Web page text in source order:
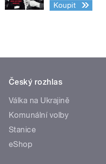
Koupit
Český rozhlas
Válka na Ukrajině
Komunální volby
Stanice
eShop